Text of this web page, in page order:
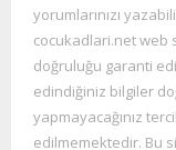
yorumlarınızı
cocukadlari.net web
doğruluğu garanti
edindiğiniz bilgiler
yapmayacağınız
edilmemektedir. Bu